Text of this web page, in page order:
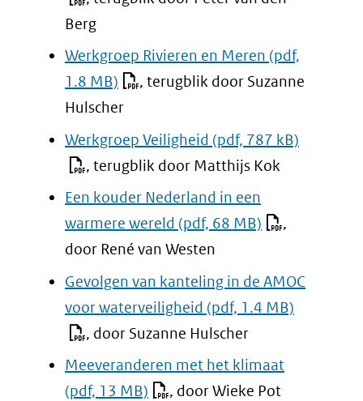
Berg
Werkgroep Rivieren en Meren (pdf,
1.8 MB)
, terugblik door Suzanne
Hulscher
Werkgroep Veiligheid (pdf, 787 kB)
, terugblik door Matthijs Kok
Een kouder Nederland in een
warmere wereld (pdf, 68 MB)
,
door René van Westen
Gevolgen van kanteling in de AMOC
voor waterveiligheid (pdf, 1.4 MB)
, door Suzanne Hulscher
Meeveranderen met het klimaat
(pdf, 13 MB)
, door Wieke Pot